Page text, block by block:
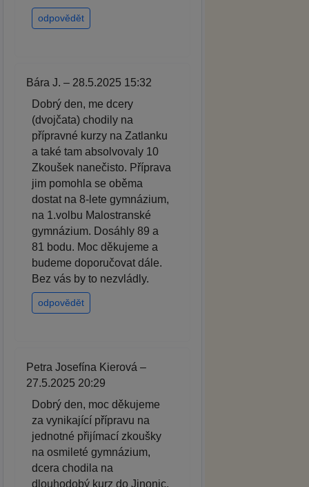
odpovědět
Bára J. – 28.5.2025 15:32
Dobrý den, me dcery
(dvojčata) chodily na
přípravné kurzy na Zatlanku
a také tam absolvovaly 10
Zkoušek nanečisto. Příprava
jim pomohla se oběma
dostat na 8-lete gymnázium,
na 1.volbu Malostranské
gymnázium. Dosáhly 89 a
81 bodu. Moc děkujeme a
budeme doporučovat dále.
Bez vás by to nezvládly.
odpovědět
Petra Josefína Kierová –
27.5.2025 20:29
Dobrý den, moc děkujeme
za vynikající přípravu na
jednotné přijímací zkoušky
na osmileté gymnázium,
dcera chodila na
dlouhodobý kurz do Jinonic,